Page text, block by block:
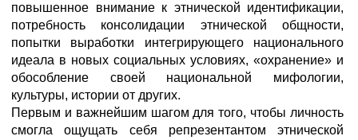
повышенное внимание к этнической идентификации,
потребность консолидации этнической общности,
попытки выработки интегрирующего национального
идеала в новых социальных условиях, «охранение» и
обособление своей национальной мифологии,
культуры, истории от других.
Первым и важнейшим шагом для того, чтобы личность
смогла ощущать себя репрезентантом этнической